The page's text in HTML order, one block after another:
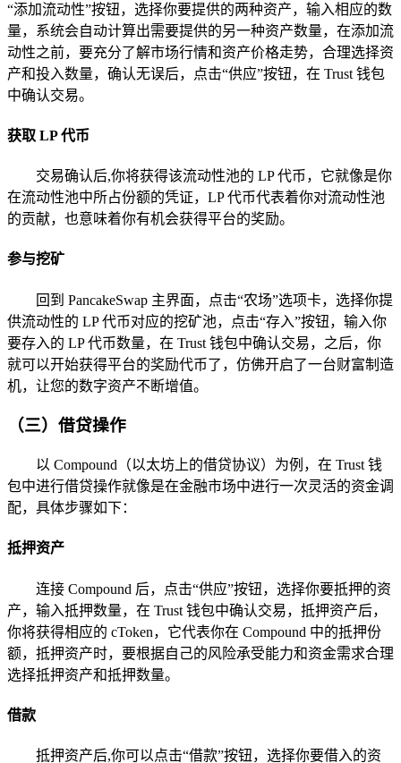
“添加流动性”按钮，选择你要提供的两种资产，输入相应的数
量，系统会自动计算出需要提供的另一种资产数量，在添加流
动性之前，要充分了解市场行情和资产价格走势，合理选择资
产和投入数量，确认无误后，点击“供应”按钮，在 Trust 钱包
中确认交易。
获取 LP 代币
交易确认后,你将获得该流动性池的 LP 代币，它就像是你
在流动性池中所占份额的凭证，LP 代币代表着你对流动性池
的贡献，也意味着你有机会获得平台的奖励。
参与挖矿
回到 PancakeSwap 主界面，点击“农场”选项卡，选择你提
供流动性的 LP 代币对应的挖矿池，点击“存入”按钮，输入你
要存入的 LP 代币数量，在 Trust 钱包中确认交易，之后，你
就可以开始获得平台的奖励代币了，仿佛开启了一台财富制造
机，让您的数字资产不断增值。
（三）借贷操作
以 Compound（以太坊上的借贷协议）为例，在 Trust 钱
包中进行借贷操作就像是在金融市场中进行一次灵活的资金调
配，具体步骤如下：
抵押资产
连接 Compound 后，点击“供应”按钮，选择你要抵押的资
产，输入抵押数量，在 Trust 钱包中确认交易，抵押资产后，
你将获得相应的 cToken，它代表你在 Compound 中的抵押份
额，抵押资产时，要根据自己的风险承受能力和资金需求合理
选择抵押资产和抵押数量。
借款
抵押资产后,你可以点击“借款”按钮，选择你要借入的资